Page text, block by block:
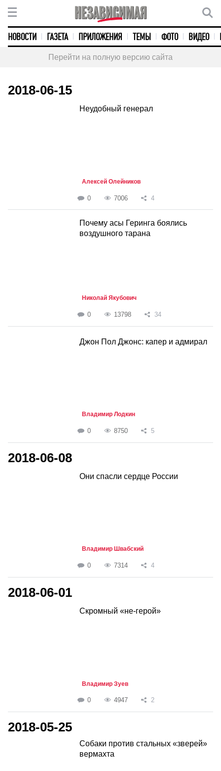
НОВОСТИ ГАЗЕТА ПРИЛОЖЕНИЯ ТЕМЫ ФОТО ВИДЕО
Перейти на полную версию сайта
2018-06-15
Неудобный генерал
Алексей Олейников
0 7006 4
Почему асы Геринга боялись
воздушного тарана
Николай Якубович
0 13798 34
Джон Пол Джонс: капер и адмирал
Владимир Лодкин
0 8750 5
2018-06-08
Они спасли сердце России
Владимир Швабский
0 7314 4
2018-06-01
Скромный «не-герой»
Владимир Зуев
0 4947 2
2018-05-25
Собаки против стальных «зверей»
вермахта